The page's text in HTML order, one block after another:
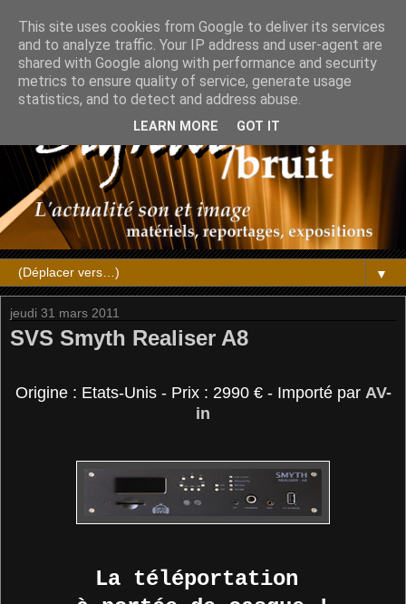
▼
jeudi 31 mars 2011
SVS Smyth Realiser A8
Origine : Etats-Unis - Prix : 2990 € - Importé par AV-
in
La téléportation
This site uses cookies from Google to deliver its services
and to analyze traffic. Your IP address and user-agent are
shared with Google along with performance and security
metrics to ensure quality of service, generate usage
statistics, and to detect and address abuse.
LEARN MORE GOT IT